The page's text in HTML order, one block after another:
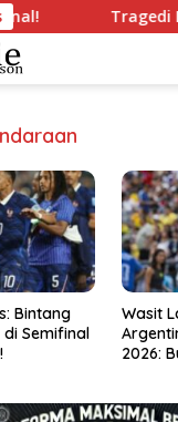
Tragedi Les
Laga Inggris Vs
di Piala Dunia
Bukan Wajah Baru